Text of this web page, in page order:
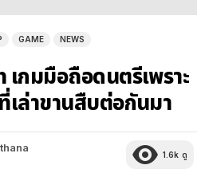
GAME NEWS
กมมือถือดนตรีเพราะ
เล่าขานสืบต่อกันมา
1.6k ดู